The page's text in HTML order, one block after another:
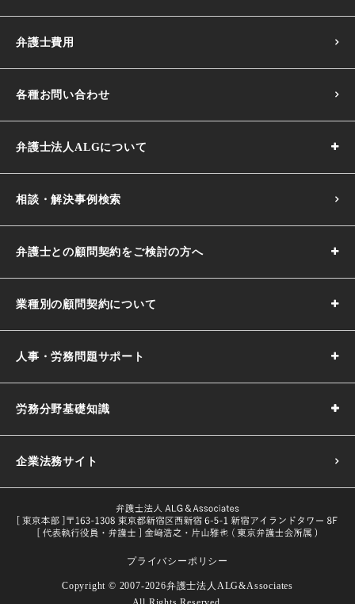
弁護士費用
各種お問い合わせ
弁護士法人ALGについて
相談・解決事例検索
弁護士との顧問契約をご検討の方へ
業種別の顧問契約について
人事・労務問題サポート
労務分野基礎知識
採用基準の決め方｜5つのポイントや注意点などわかりやす
企業法務サイト
プライバシーポリシー
Copyright © 2007-2026弁護士法人ALG&Associates